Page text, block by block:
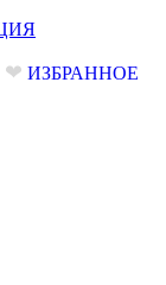
❤ ИЗБРАННОЕ